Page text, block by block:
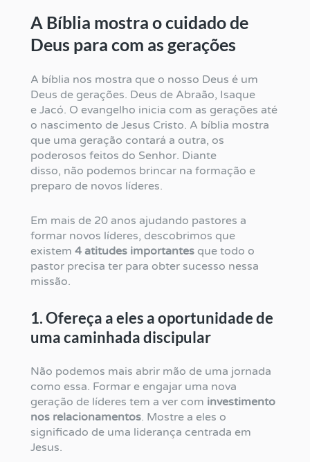
A Bíblia mostra o cuidado de
Deus para com as gerações
A bíblia nos mostra que o nosso Deus é um
Deus de gerações. Deus de Abraão, Isaque
e Jacó. O evangelho inicia com as gerações até
o nascimento de Jesus Cristo. A bíblia mostra
que uma geração contará a outra, os
poderosos feitos do Senhor. Diante
disso, não podemos brincar na formação e
preparo de novos líderes.
Em mais de 20 anos ajudando pastores a
formar novos líderes, descobrimos que
existem4 atitudes importantes que todo o
pastor precisa ter para obter sucesso nessa
missão.
1. Ofereça a eles a oportunidade de
uma caminhada discipular
Não podemos mais abrir mão de uma jornada
como essa. Formar e engajar uma nova
geração de líderes tem a ver com investimento
nos relacionamentos. Mostre a eles o
significado de uma liderança centrada em
Jesus.